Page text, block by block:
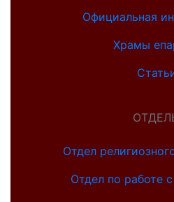
Официальная
Храмы
Отдел
Отдел по работе